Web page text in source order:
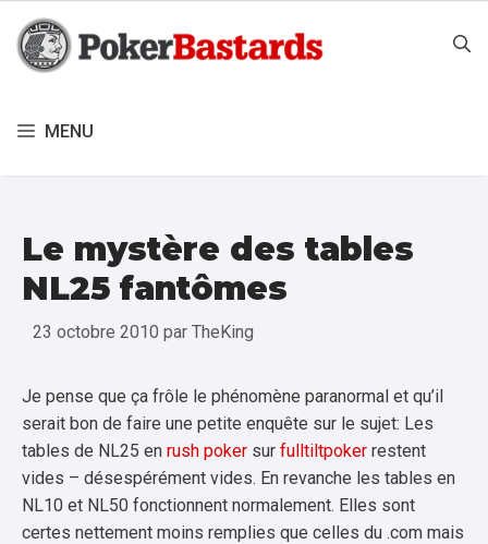
contenu
MENU
Le mystère des tables
NL25 fantômes
23 octobre 2010 par TheKing
Je pense que ça frôle le phénomène paranormal et qu’il
serait bon de faire une petite enquête sur le sujet: Les
tables de NL25 en rush poker sur fulltiltpoker restent
vides – désespérément vides. En revanche les tables en
NL10 et NL50 fonctionnent normalement. Elles sont
certes nettement moins remplies que celles du .com mais